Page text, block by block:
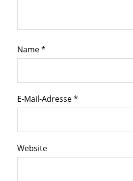
Name*
E-Mail-Adresse*
Website